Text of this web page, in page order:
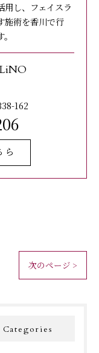
用し、フェイスラ
施術を香川で行
162
ら
次のページ >
Categories